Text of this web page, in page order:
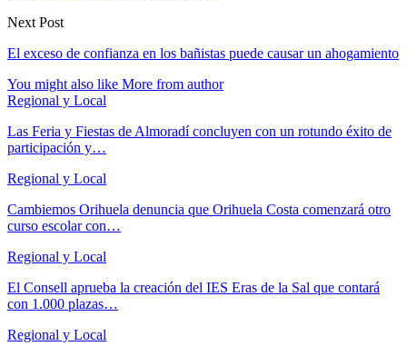
Next Post
El exceso de confianza en los bañistas puede causar un ahogamiento
You might also like More from author
Regional y Local
Las Feria y Fiestas de Almoradí concluyen con un rotundo éxito de
participación y…
Regional y Local
Cambiemos Orihuela denuncia que Orihuela Costa comenzará otro
curso escolar con…
Regional y Local
El Consell aprueba la creación del IES Eras de la Sal que contará
con 1.000 plazas…
Regional y Local